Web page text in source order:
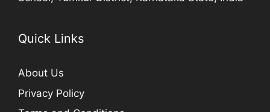
Quick Links
About Us
Privacy Policy